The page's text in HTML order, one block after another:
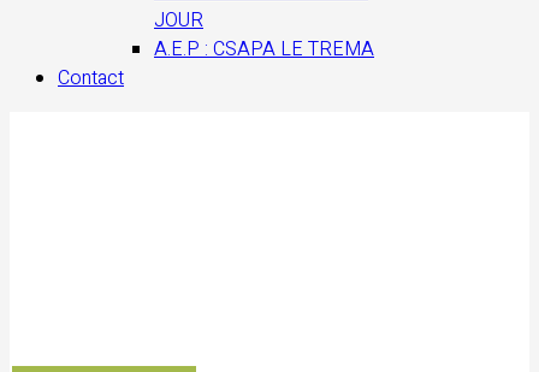
JOUR
A.E.P : CSAPA LE TREMA
Contact